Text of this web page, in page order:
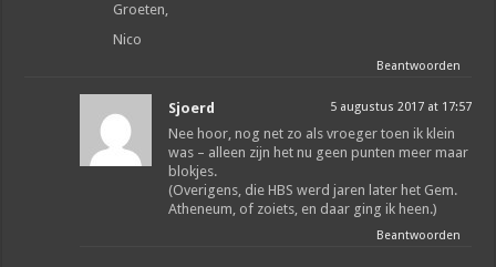
Groeten,
Nico
Beantwoorden
Sjoerd 5 augustus 2017 at 17:57
Nee hoor, nog net zo als vroeger toen ik klein
was – alleen zijn het nu geen punten meer maar
blokjes.
(Overigens, die HBS werd jaren later het Gem.
Atheneum, of zoiets, en daar ging ik heen.)
Beantwoorden